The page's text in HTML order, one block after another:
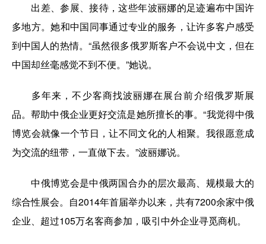
出差、参展、接待，这些年波丽娜的足迹遍布中国许
多地方。她和中国同事通过专业的服务，让许多客户感受
到中国人的热情。“虽然很多俄罗斯客户不会说中文，但在
中国却丝毫感觉不到不便。”她说。
多年来，不少客商找波丽娜在展台前介绍俄罗斯展
品。帮助中俄企业更好交流是她所擅长的事。“我觉得中俄
博览会就像一个节日，让不同文化的人相聚。我很愿意成
为交流的纽带，一直做下去。”波丽娜说。
中俄博览会是中俄两国合办的层次最高、规模最大的
综合性展会。自2014年首届举办以来，共有7200余家中俄
企业、超过105万名客商参加，吸引中外企业寻觅商机。